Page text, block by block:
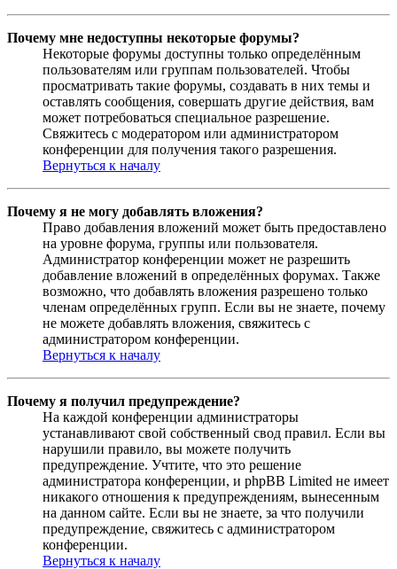
Почему мне недоступны некоторые форумы?
Некоторые форумы доступны только определённым
пользователям или группам пользователей. Чтобы
просматривать такие форумы, создавать в них темы и
оставлять сообщения, совершать другие действия, вам
может потребоваться специальное разрешение.
Свяжитесь с модератором или администратором
конференции для получения такого разрешения.
Вернуться к началу
Почему я не могу добавлять вложения?
Право добавления вложений может быть предоставлено
на уровне форума, группы или пользователя.
Администратор конференции может не разрешить
добавление вложений в определённых форумах. Также
возможно, что добавлять вложения разрешено только
членам определённых групп. Если вы не знаете, почему
не можете добавлять вложения, свяжитесь с
администратором конференции.
Вернуться к началу
Почему я получил предупреждение?
На каждой конференции администраторы
устанавливают свой собственный свод правил. Если вы
нарушили правило, вы можете получить
предупреждение. Учтите, что это решение
администратора конференции, и phpBB Limited не имеет
никакого отношения к предупреждениям, вынесенным
на данном сайте. Если вы не знаете, за что получили
предупреждение, свяжитесь с администратором
конференции.
Вернуться к началу